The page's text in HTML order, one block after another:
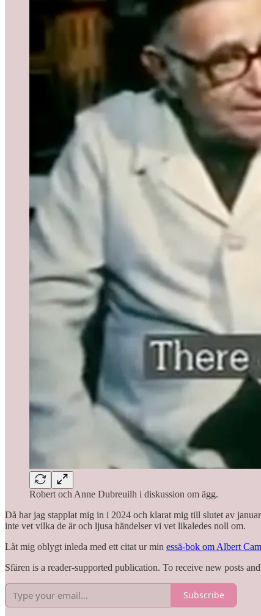
Robert och Anne Dubreuilh i diskussion om ägg.
Då har jag stapplat mig in i 2024 och klarat mig till slutet av
inte vet vilka de är och ljusa händelser vi vet likaledes noll om.
Låt mig oblygt inleda med ett citat ur min essä-bok om Albert
Sfären is a reader-supported publication. To receive new posts
Subscribe